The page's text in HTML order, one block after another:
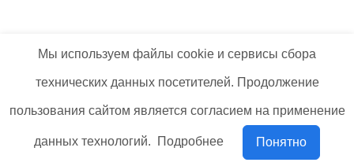
Мы используем файлы cookie и сервисы сбора
технических данных посетителей. Продолжение
пользования сайтом является согласием на применение
данных технологий. Подробнее Понятно